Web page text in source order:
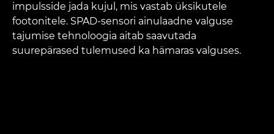
impulsside jada kujul, mis vastab üksikutele
footonitele. SPAD-sensori ainulaadne valguse
tajumise tehnoloogia aitab saavutada
suurepärased tulemused ka hämaras valguses.